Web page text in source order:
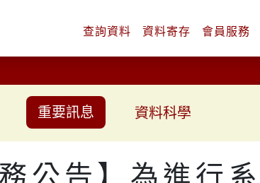
查詢資料 資料寄存 會員服務
重要訊息 資料科學
務公告】為進行